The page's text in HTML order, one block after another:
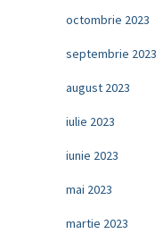
octombrie 2023
septembrie 2023
august 2023
iulie 2023
iunie 2023
mai 2023
martie 2023